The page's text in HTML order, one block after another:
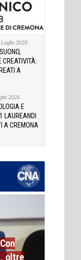
2026
CREATIVITÀ:
A
2026
E
LAUREANDI
A CREMONA
oltre